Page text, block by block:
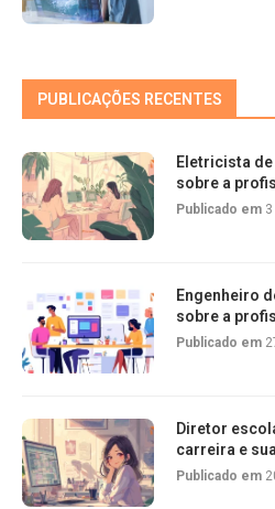
PUBLICAÇÕES RECENTES
Eletricista
sobre a
Publicado em
Engenheiro
sobre a
Publicado em
Diretor
carreira e
Publicado em